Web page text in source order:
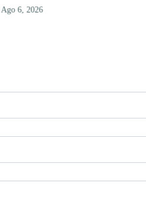
Ago 6, 2026